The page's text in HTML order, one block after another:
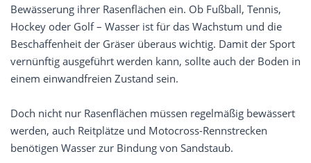
Bewässerung ihrer Rasenflächen ein. Ob Fußball, Tennis,
Hockey oder Golf – Wasser ist für das Wachstum und die
Beschaffenheit der Gräser überaus wichtig. Damit der Sport
vernünftig ausgeführt werden kann, sollte auch der Boden in
einem einwandfreien Zustand sein.
Doch nicht nur Rasenflächen müssen regelmäßig bewässert
werden, auch Reitplätze und Motocross-Rennstrecken
benötigen Wasser zur Bindung von Sandstaub.